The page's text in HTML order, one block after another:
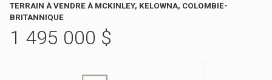
TERRAIN À VENDRE À MCKINLEY, KELOWNA, COLOMBIE-
BRITANNIQUE
1 495 000 $